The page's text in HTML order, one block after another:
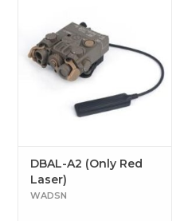
DBAL-A2 (Only Red
Laser)
WADSN